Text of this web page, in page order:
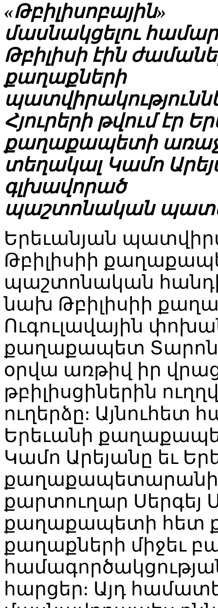
«Թբիլիսոբային»
մասնակցելու համար
Թբիլիսի էին
քաղաքների
Հյուրերի թվում էր
քաղաքապետի
տեղակալ Կամո
գլխավորած
պաշտոնական
Երեւանյան
Թբիլիսիի
պաշտոնական
նախ Թբիլիսիի
Ուգուլավային
քաղաքապետ Տարոն
օրվա առթիվ իր
թբիլիսցիներին
ուղերձը: Այնուհետ
Երեւանի
Կամո Արեյանը եւ
քարտուղար Սերգեյ
քաղաքապետի հետ
քաղաքների միջեւ
հարցեր: Այդ